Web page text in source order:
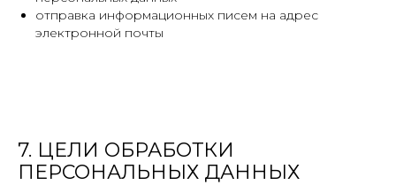
отправка информационных писем на адрес
электронной почты
7. ЦЕЛИ ОБРАБОТКИ
ПЕРСОНАЛЬНЫХ ДАННЫХ